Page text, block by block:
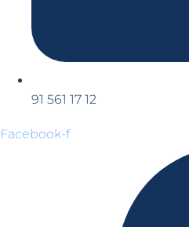
91 561 17 12
Facebook-f